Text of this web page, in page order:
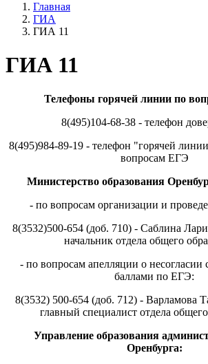
Главная
ГИА
ГИА 11
ГИА 11
Телефоны горячей линии по
8(495)104-68-38 - телефон
8(495)984-89-19 - телефон "горячей
вопросам ЕГЭ
Министерство образования
- по вопросам организации и
8(3532)500-654 (доб. 710) - Саблина
начальник отдела общего
- по вопросам апелляции о
баллами по ЕГЭ:
8(3532) 500-654 (доб. 712) - Варламова
главный специалист отдела
Управление образования
Оренбурга: